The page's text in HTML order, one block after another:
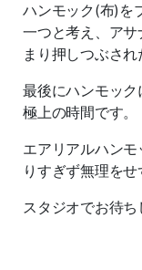
ハンモック(布)を
一つと考え、ア
まり押しつぶされ
最後にハンモッ
極上の時間です。
エアリアルハン
りすぎず無理をせ
スタジオでお待ち